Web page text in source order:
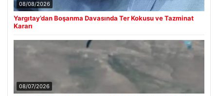
08/08/2026
Yargıtay’dan Boşanma Davasında Ter Kokusu ve Tazminat
Kararı
08/07/2026